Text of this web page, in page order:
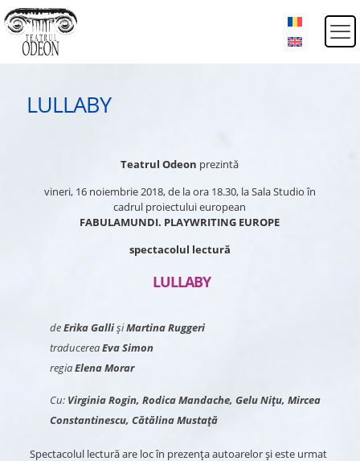
LULLABY
Teatrul Odeon prezintă
vineri, 16 noiembrie 2018, de la ora 18.30, la Sala Studio în
cadrul proiectului european
FABULAMUNDI. PLAYWRITING EUROPE
spectacolul lectură
LULLABY
deErika GallișiMartina Ruggeri
traducereaEva Simon
regiaElena Morar
Cu: Virginia Rogin, Rodica Mandache, Gelu Nițu, Mircea
Constantinescu, Cătălina Mustață
Spectacolul lectură are loc în prezența autoarelor și este urmat